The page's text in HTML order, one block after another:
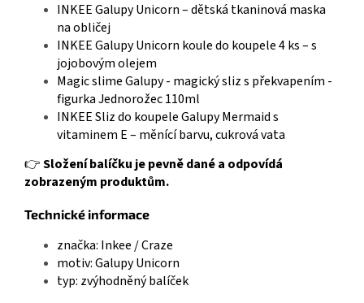
INKEE Galupy Unicorn – dětská tkaninová maska
na obličej
INKEE Galupy Unicorn koule do koupele 4 ks – s
jojobovým olejem
Magic slime Galupy - magický sliz s překvapením -
figurka Jednorožec 110ml
INKEE Sliz do koupele Galupy Mermaid s
vitaminem E – měnící barvu, cukrová vata
👉Složení balíčku je pevně dané a odpovídá
zobrazeným produktům.
Technické informace
značka: Inkee / Craze
motiv: Galupy Unicorn
typ: zvýhodněný balíček